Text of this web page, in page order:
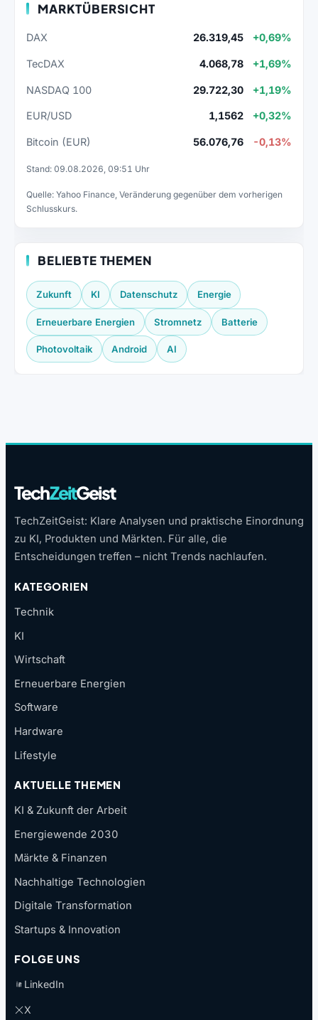
MARKTÜBERSICHT
DAX 26.319,45 +0,69%
TecDAX 4.068,78 +1,69%
NASDAQ 100 29.722,30 +1,19%
EUR/USD 1,1562 +0,32%
Bitcoin (EUR) 56.076,76 -0,13%
Stand: 09.08.2026, 09:51 Uhr
Quelle: Yahoo Finance, Veränderung gegenüber dem vorherigen
Schlusskurs.
BELIEBTE THEMEN
Zukunft KI Datenschutz Energie
Erneuerbare Energien Stromnetz Batterie
Photovoltaik Android AI
TechZeitGeist
TechZeitGeist: Klare Analysen und praktische Einordnung
zu KI, Produkten und Märkten. Für alle, die
Entscheidungen treffen – nicht Trends nachlaufen.
KATEGORIEN
Technik
KI
Wirtschaft
Erneuerbare Energien
Software
Hardware
Lifestyle
AKTUELLE THEMEN
KI & Zukunft der Arbeit
Energiewende 2030
Märkte & Finanzen
Nachhaltige Technologien
Digitale Transformation
Startups & Innovation
FOLGE UNS
LinkedIn
X